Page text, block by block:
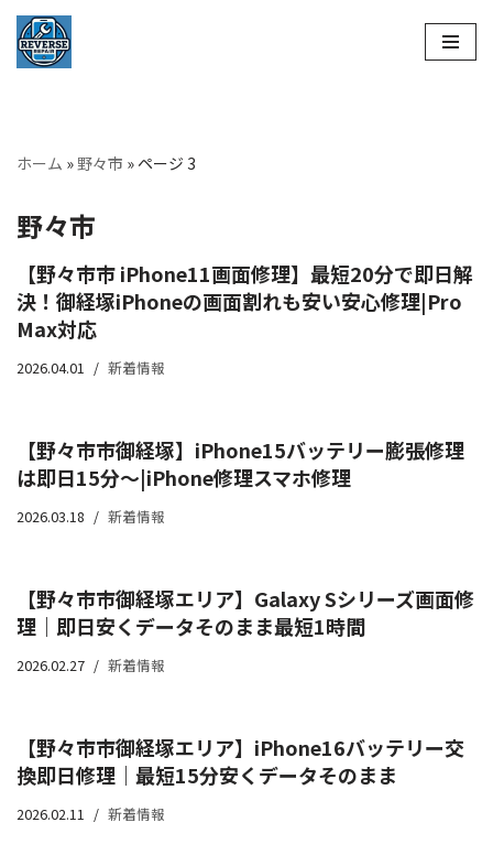
コ
ツ
ス
ッ
プ
ホーム »野々市 » ページ 3
野々市
【野々市市 iPhone11画面修理】最短20分で即日解
決！御経塚iPhoneの画面割れも安い安心修理|Pro
Max対応
2026.04.01 新着情報
【野々市市御経塚】iPhone15バッテリー膨張修理
は即日15分～|iPhone修理スマホ修理
2026.03.18 新着情報
【野々市市御経塚エリア】Galaxy Sシリーズ画面修
理｜即日安くデータそのまま最短1時間
2026.02.27 新着情報
【野々市市御経塚エリア】iPhone16バッテリー交
換即日修理｜最短15分安くデータそのまま
2026.02.11 新着情報